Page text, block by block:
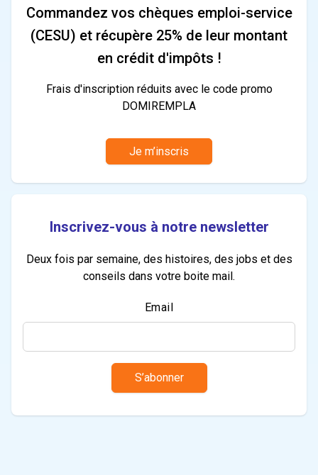
Commandez vos chèques emploi-service
(CESU) et récupère 25% de leur montant
en crédit d'impôts !
Frais d'inscription réduits avec le code promo
DOMIREMPLA
Je m’inscris
Inscrivez-vous à notre newsletter
Deux fois par semaine, des histoires, des jobs et des
conseils dans votre boite mail.
Email
S’abonner